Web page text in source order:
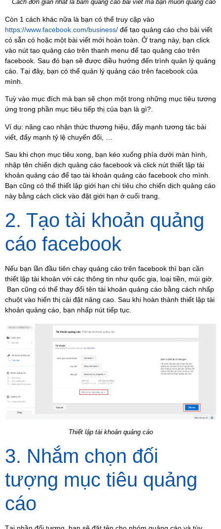
Cách đơn giản nhất là bấm quảng cáo bài viết mà bạn muốn quảng cáo
Còn 1 cách khác nữa là bạn có thể truy cập vào
https://www.facebook.com/business/ để tạo quảng cáo cho bài viết
có sẵn có hoặc một bài viết mới hoàn toàn. Ở trang này, bạn click
vào nút tạo quảng cáo trên thanh menu để tạo quảng cáo trên
facebook. Sau đó bạn sẽ được điều hướng đến trình quản lý quảng
cáo. Tại đây, bạn có thể quản lý quảng cáo trên facebook của
mình.
Tuỳ vào mục đích mà bạn sẽ chọn một trong những mục tiêu tương
ứng trong phần mục tiêu tiếp thị của bạn là gì?.
Ví dụ: nâng cao nhận thức thương hiệu, đẩy mạnh tương tác bài
viết, đẩy mạnh tỷ lệ chuyển đổi, …
Sau khi chọn mục tiêu xong, bạn kéo xuống phía dưới màn hình,
nhập tên chiến dịch quảng cáo facebook và click nút thiết lập tài
khoản quảng cáo để tạo tài khoản quảng cáo facebook cho mình.
Bạn cũng có thể thiết lập giới hạn chi tiêu cho chiến dịch quảng cáo
này bằng cách click vào đặt giới hạn ở cuối trang.
2. Tạo tài khoản quảng
cáo facebook
Nếu bạn lần đầu tiên chạy quảng cáo trên facebook thì bạn cần
thiết lập tài khoản với các thông tin như quốc gia, loại tiền, múi giờ.
Bạn cũng có thể thay đổi tên tài khoản quảng cáo bằng cách nhấp
chuột vào hiển thị cài đặt nâng cao. Sau khi hoàn thành thiết lập tài
khoản quảng cáo, bạn nhấp nút tiếp tục.
Thiết lập tài khoản quảng cáo
3. Nhắm chọn đối
tượng mục tiêu quảng
cáo